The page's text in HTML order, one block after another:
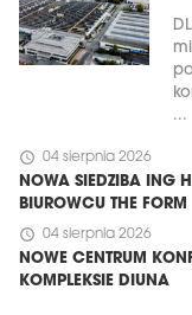
...
schedule 04 sierpnia 2026
NOWA SIEDZIBA ING
BIUROWCU THE FORM
schedule 04 sierpnia 2026
NOWE CENTRUM
KOMPLEKSIE DIUNA